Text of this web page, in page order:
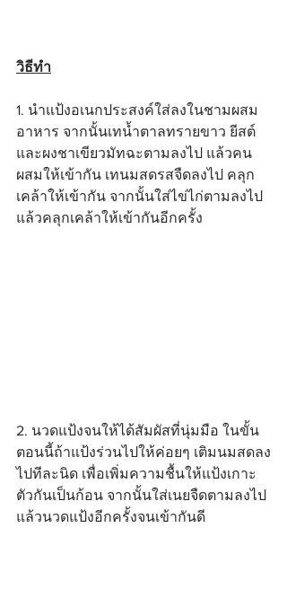
วิธีทำ
1. นำแป้งอเนกประสงค์ใส่ลงในชามผสม
อาหาร จากนั้นเทน้ำตาลทรายขาว ยีสต์
และผงชาเขียวมัทฉะตามลงไป แล้วคน
ผสมให้เข้ากัน เทนมสดรสจืดลงไป คลุก
เคล้าให้เข้ากัน จากนั้นใส่ไข่ไก่ตามลงไป
แล้วคลุกเคล้าให้เข้ากันอีกครั้ง
2. นวดแป้งจนให้ได้สัมผัสที่นุ่มมือ ในขั้น
ตอนนี้ถ้าแป้งร่วนไปให้ค่อยๆ เติมนมสดลง
ไปทีละนิด เพื่อเพิ่มความชื้นให้แป้งเกาะ
ตัวกันเป็นก้อน จากนั้นใส่เนยจืดตามลงไป
แล้วนวดแป้งอีกครั้งจนเข้ากันดี